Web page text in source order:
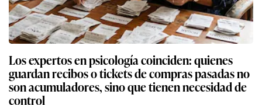
Los expertos en psicología coinciden: quienes
guardan recibos o tickets de compras pasadas no
son acumuladores, sino que tienen necesidad de
control